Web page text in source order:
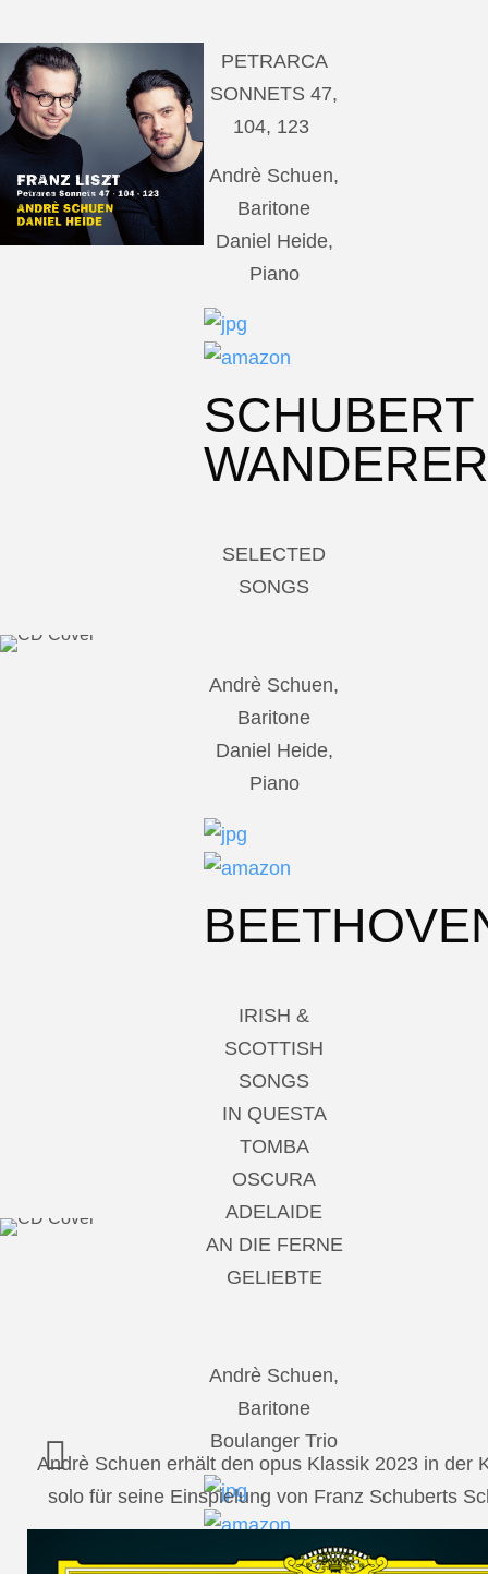
PETRARCA
SONNETS 47,
104, 123
Andrè Schuen,
Baritone
Daniel Heide,
Piano
SCHUBERT
WANDERER
SELECTED
SONGS
Andrè Schuen,
Baritone
Daniel Heide,
Piano
IRISH &
SCOTTISH
SONGS
IN QUESTA
TOMBA
OSCURA
ADELAIDE
AN DIE FERNE
GELIEBTE
Andrè Schuen,
Baritone
Boulanger Trio
Andrè Schuen erhält den opus Klassik 2023 in der
solo für seine Einspielung von Franz Schuberts